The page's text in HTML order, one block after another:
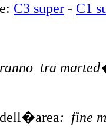
C3 super - C1
tra
: fine